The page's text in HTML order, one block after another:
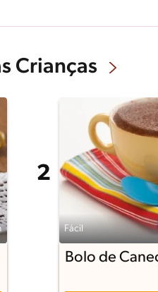
Crianças
Fácil
Bolo de